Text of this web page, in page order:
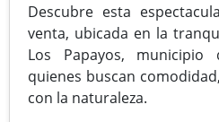
Descubre esta
venta, ubicada en la
Los Papayos,
quienes buscan
con la naturaleza.